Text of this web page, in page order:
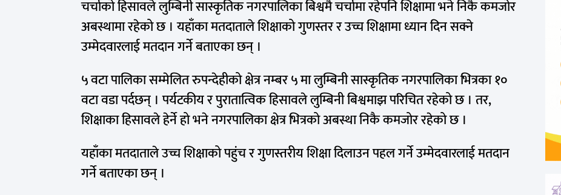
चर्चाको हिसावले लुम्बिनी सास्कृतिक नगरपालिका बिश्वमै चर्चामा रहेपनि शिक्षामा भने निकै कमजोर
अबस्थामा रहेको छ । यहाँका मतदाताले शिक्षाको गुणस्तर र उच्च शिक्षामा ध्यान दिन सक्ने
उम्मेदवारलाई मतदान गर्ने बताएका छन् ।
५ वटा पालिका सम्मेलित रुपन्देहीको क्षेत्र नम्बर ५ मा लुम्बिनी सास्कृतिक नगरपालिका भित्रका १०
वटा वडा पर्दछन् । पर्यटकीय र पुरातात्विक हिसावले लुम्बिनी बिश्वमाझ परिचित रहेको छ । तर,
शिक्षाका हिसावले हेर्ने हो भने नगरपालिका क्षेत्र भित्रको अबस्था निकै कमजोर रहेको छ ।
यहाँका मतदाताले उच्च शिक्षाको पहुंच र गुणस्तरीय शिक्षा दिलाउन पहल गर्ने उम्मेदवारलाई मतदान
गर्ने बताएका छन् ।